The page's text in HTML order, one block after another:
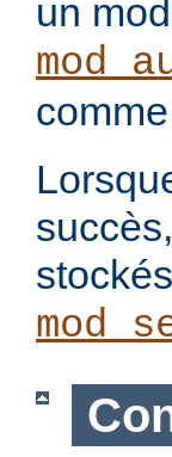
un
comme